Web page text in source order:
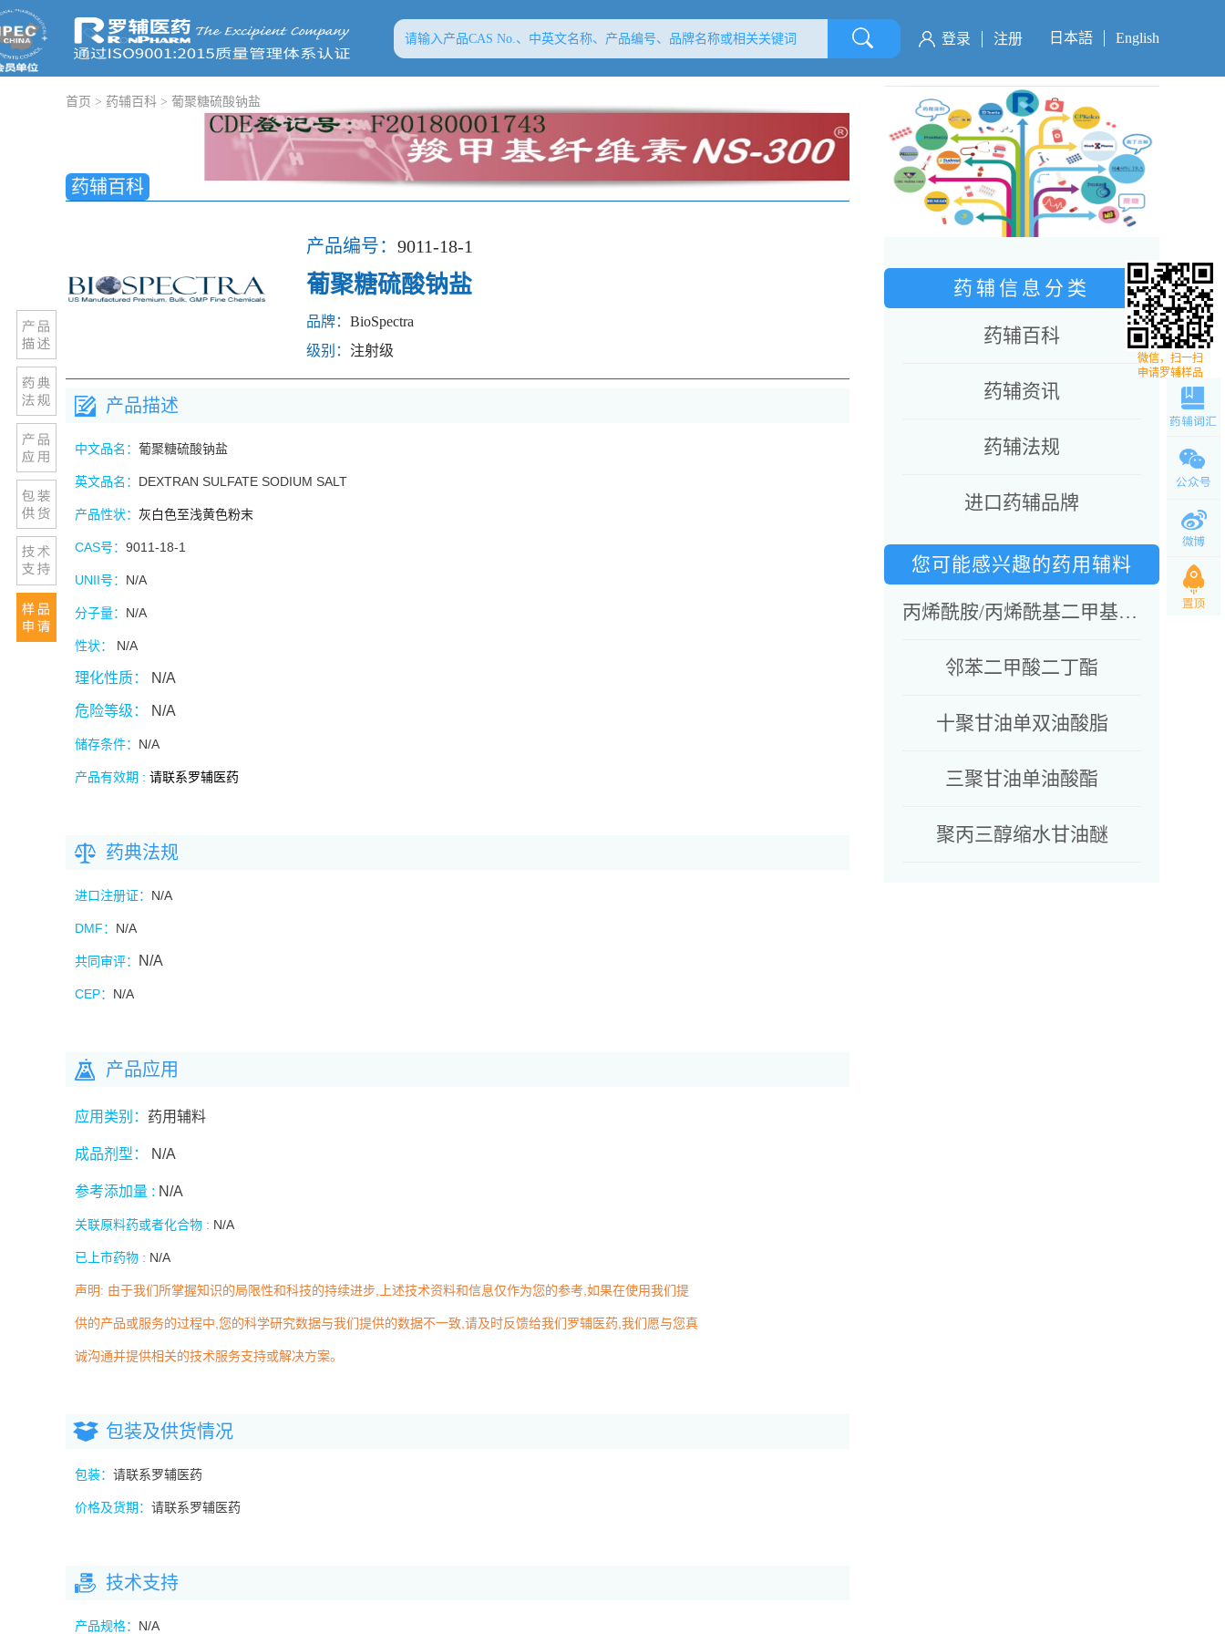
日本語 English
登录 注册
药辅信息分类
药辅百科
药辅资讯
药辅法规
进口药辅品牌
您可能感兴趣的药用辅料
丙烯酰胺/丙烯酰基二甲基牛磺酸钠共聚物&异十六烷&聚山梨酯80&山梨坦油酸酯
邻苯二甲酸二丁酯
十聚甘油单双油酸脂
三聚甘油单油酸酯
聚丙三醇缩水甘油醚
首页 > 药辅百科 > 葡聚糖硫酸钠盐
药辅百科
产品编号： 9011-18-1
葡聚糖硫酸钠盐
品牌： BioSpectra
级别： 注射级
产品描述
中文品名： 葡聚糖硫酸钠盐
英文品名： DEXTRAN SULFATE SODIUM SALT
产品性状： 灰白色至浅黄色粉末
CAS号： 9011-18-1
UNII号： N/A
分子量： N/A
性状： N/A
理化性质： N/A
危险等级： N/A
储存条件： N/A
产品有效期 : 请联系罗辅医药
药典法规
进口注册证： N/A
DMF： N/A
共同审评： N/A
CEP： N/A
产品应用
应用类别： 药用辅料
成品剂型： N/A
参考添加量 : N/A
关联原料药或者化合物 : N/A
已上市药物 : N/A
声明: 由于我们所掌握知识的局限性和科技的持续进步,上述技术资料和信息仅作为您的参考,如果在使用我们提
供的产品或服务的过程中,您的科学研究数据与我们提供的数据不一致,请及时反馈给我们罗辅医药,我们愿与您真
诚沟通并提供相关的技术服务支持或解决方案。
包装及供货情况
包装： 请联系罗辅医药
价格及货期： 请联系罗辅医药
技术支持
产品规格： N/A
微信，扫一扫
申请罗辅样品